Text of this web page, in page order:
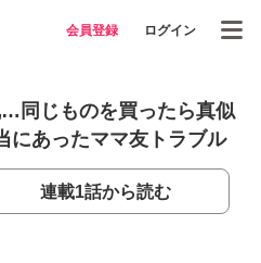
会員登録 ログイン
同じものを買ったら真似
にあったママ友トラブル
連載1話から読む